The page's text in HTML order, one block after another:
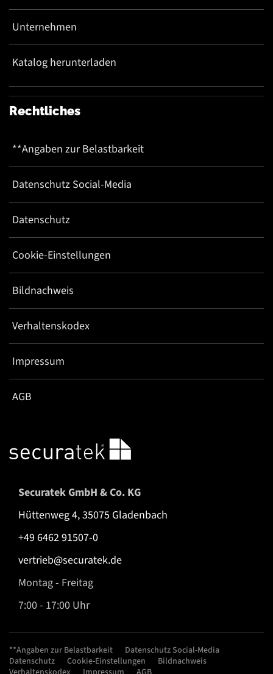
Unternehmen
Katalog herunterladen
Rechtliches
**Angaben zur Belastbarkeit
Datenschutz Social-Media
Datenschutz
Cookie-Einstellungen
Bildnachweis
Verhaltenskodex
Impressum
AGB
Securatek GmbH & Co. KG
Hüttenweg 4, 35075 Gladenbach
+49 6462 91507-0
vertrieb@securatek.de
Montag - Freitag
7:00 - 17:00 Uhr
**Angaben zur Belastbarkeit
Datenschutz Social-Media
Datenschutz
Cookie-Einstellungen
Bildnachweis